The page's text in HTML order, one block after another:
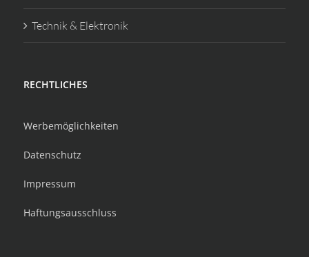
Technik & Elektronik
RECHTLICHES
Werbemöglichkeiten
Datenschutz
Impressum
Haftungsausschluss